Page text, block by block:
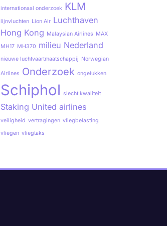
internationaal onderzoek KLM
lijnvluchten Lion Air Luchthaven
Hong Kong Malaysian Airlines MAX
MH17 MH370 milieu Nederland
nieuwe luchtvaartmaatschappij Norwegian
Airlines Onderzoek ongelukken
Schiphol slecht kwaliteit
Staking United airlines
veiligheid vertragingen vliegbelasting
vliegen vliegtaks